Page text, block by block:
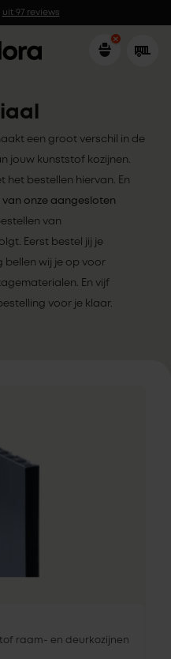
uit 97 reviews
een groot verschil in de
jouw kunststof kozijnen.
het bestellen hiervan. En
onze aangesloten
van
Eerst bestel jij je
bellen wij je op voor
En vijf
voor je klaar.
raam- en deurkozijnen